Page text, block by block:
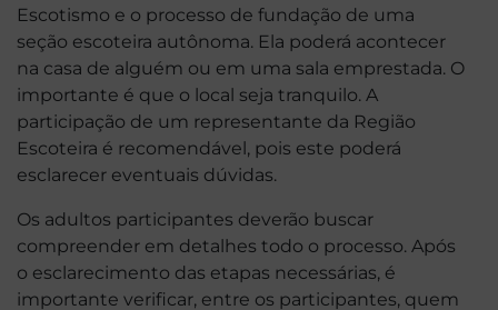
Escotismo e o processo de fundação de uma
seção escoteira autônoma. Ela poderá acontecer
na casa de alguém ou em uma sala emprestada. O
importante é que o local seja tranquilo. A
participação de um representante da Região
Escoteira é recomendável, pois este poderá
esclarecer eventuais dúvidas.
Os adultos participantes deverão buscar
compreender em detalhes todo o processo. Após
o esclarecimento das etapas necessárias, é
importante verificar, entre os participantes, quem